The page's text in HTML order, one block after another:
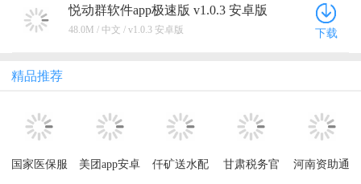
悦动群软件app极速版 v1.0.3 安卓版
48.0M / 中文 / v1.0.3 安卓版 下载
精品推荐
国家医保服
美团app安卓
仟矿送水配
甘肃税务官
河南资助通